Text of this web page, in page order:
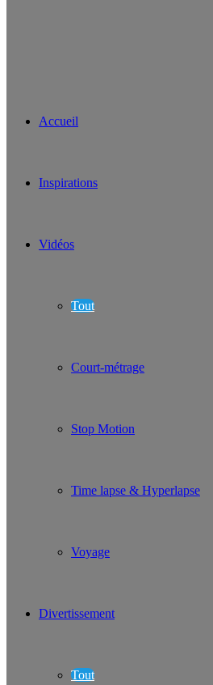
Accueil
Inspirations
Vidéos
Tout
Court-métrage
Stop Motion
Time lapse & Hyperlapse
Voyage
Divertissement
Tout